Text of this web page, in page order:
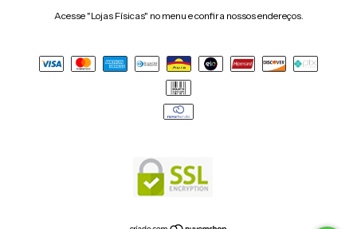
Acesse "Lojas Físicas" no menu e confira nossos endereços.